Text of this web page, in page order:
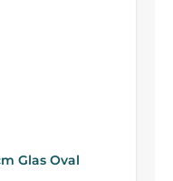
Glas Oval